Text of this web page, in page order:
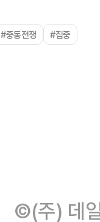
#중동전쟁 #집중
©(주) 데